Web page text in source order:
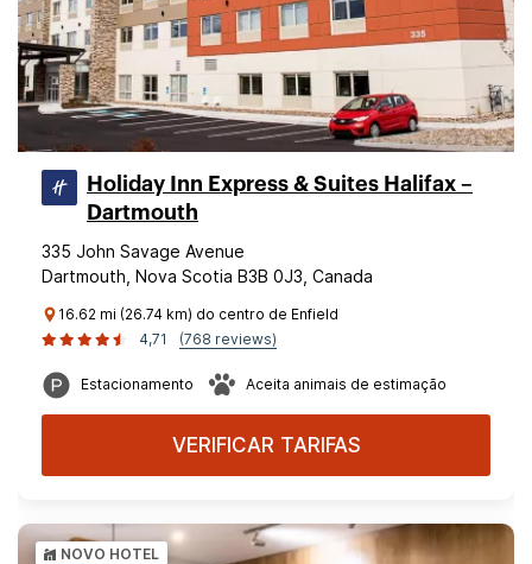
Holiday Inn Express & Suites Halifax –
Dartmouth
335 John Savage Avenue
Dartmouth, Nova Scotia B3B 0J3, Canada
16.62 mi (26.74 km) do centro de Enfield
4,71
(768 reviews)
Estacionamento Aceita animais de estimação
VERIFICAR TARIFAS
NOVO HOTEL